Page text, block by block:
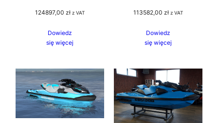
124897,00 zł z VAT
Dowiedz
się więcej
113582,00 zł z VAT
Dowiedz
się więcej